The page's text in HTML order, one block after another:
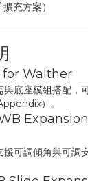
充方案）
for Walther
底座模組搭配，
）。
可調傾角與可調